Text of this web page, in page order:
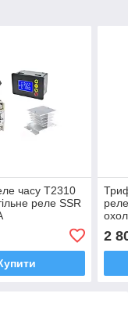
часу Т2310
реле SSR
2